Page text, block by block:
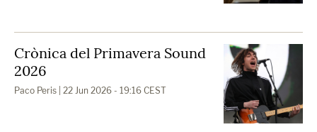
Crònica del Primavera Sound
2026
Paco Peris | 22 Jun 2026 - 19:16 CEST